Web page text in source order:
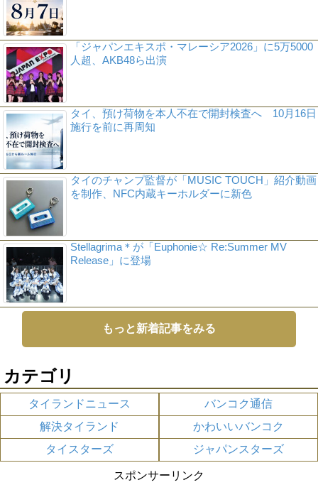
「ジャパンエキスポ・マレーシア2026」に5万5000
人超、AKB48ら出演
タイ、預け荷物を本人不在で開封検査へ 10月16日
施行を前に再周知
タイのチャンプ監督が「MUSIC TOUCH」紹介動画
を制作、NFC内蔵キーホルダーに新色
Stellagrima＊が「Euphonie☆ Re:Summer MV
Release」に登場
もっと新着記事をみる
カテゴリ
タイランドニュース
バンコク通信
解決タイランド
かわいいバンコク
タイスターズ
ジャパンスターズ
スポンサーリンク